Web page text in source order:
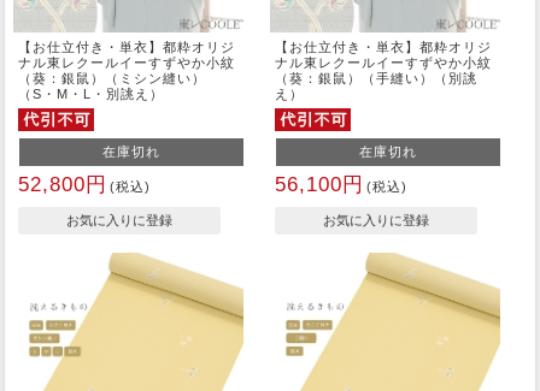
【お仕立付き・単衣】都粋オリジ
ナル東レクールイーすずやか小紋
（葵：銀鼠）（ミシン縫い）
（S・M・L・別誂え）
在庫切れ
52,800円 (税込)
【お仕立付き・単衣】都粋オリジ
ナル東レクールイーすずやか小紋
（葵：銀鼠）（手縫い）（別誂
え）
在庫切れ
56,100円 (税込)